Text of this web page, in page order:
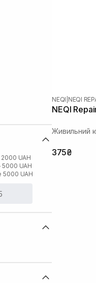
2000 UAH
5000 UAH
5000 UAH
NEQI NEQI
NEQI
Живильний
375₴